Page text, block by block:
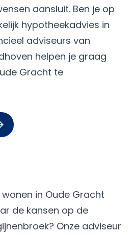
aansluit. Ben je op
hypotheekadvies in
adviseurs van
helpen je graag
Gracht te
in Oude Gracht
de kansen op de
Onze adviseur